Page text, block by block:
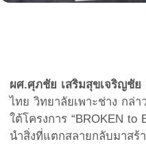
ผศ.ศุภชัย เสริมสุขเจริญชัย
ไทย วิทยาลัยเพาะช่าง กล่
ใต้โครงการ “BROKEN to
นำสิ่งที่แตกสลายกลับมาสร้